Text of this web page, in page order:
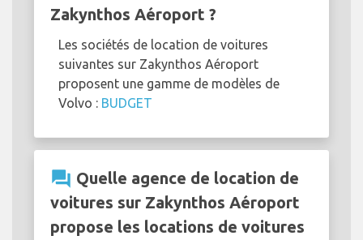
Zakynthos Aéroport ?
Les sociétés de location de voitures
suivantes sur Zakynthos Aéroport
proposent une gamme de modèles de
Volvo : BUDGET
question_answer Quelle agence de location de
voitures sur Zakynthos Aéroport
propose les locations de voitures